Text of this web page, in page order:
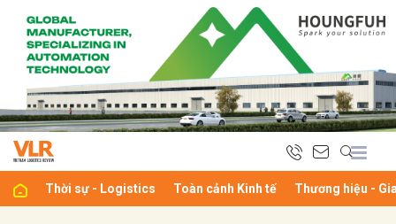
Thời sự - Logistics Toàn cảnh Kinh tế Thương hiệu -
luận